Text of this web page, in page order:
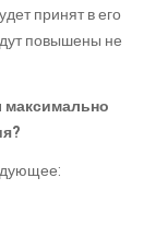
принят в его
повышены не